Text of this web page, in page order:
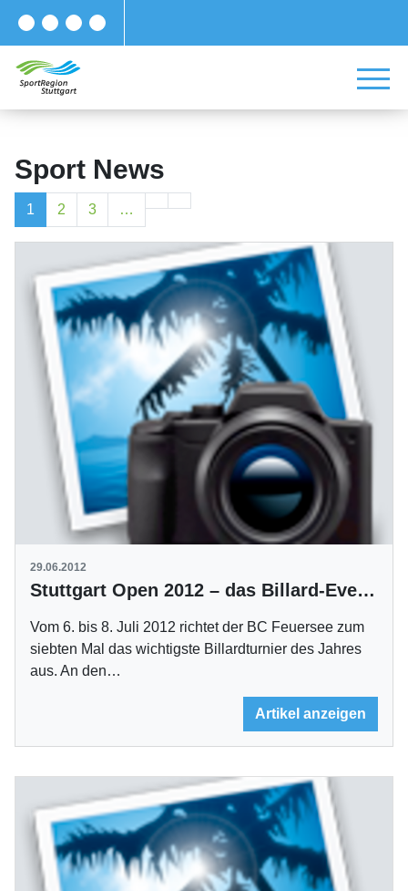
Sport News
1 2 3 …
29.06.2012
Stuttgart Open 2012 – das Billard-Event des Jahres
Vom 6. bis 8. Juli 2012 richtet der BC Feuersee zum
siebten Mal das wichtigste Billardturnier des Jahres
aus. An den…
Artikel anzeigen